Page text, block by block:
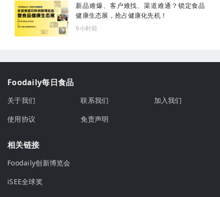
新品难爆、客户难找、渠道难通？锁定食品
健康生态展，抢占健康化先机！
9小时前
Foodaily每日食品
关于我们 联系我们
加入我们
使用协议
免责声明
相关链接
Foodaily创新博览会
iSEE全球奖